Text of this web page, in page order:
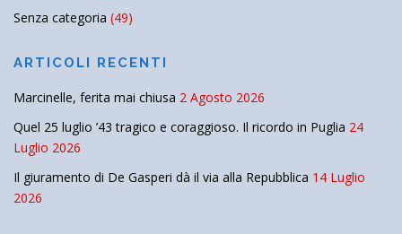
Senza categoria (49)
ARTICOLI RECENTI
Marcinelle, ferita mai chiusa 2 Agosto 2026
Quel 25 luglio ’43 tragico e coraggioso. Il ricordo in Puglia 24
Luglio 2026
Il giuramento di De Gasperi dà il via alla Repubblica 14 Luglio
2026